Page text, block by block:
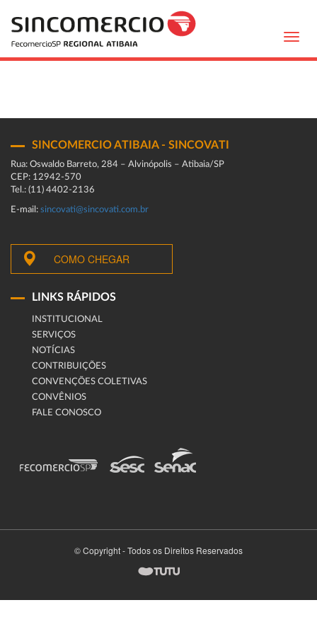
SINCOMERCIO ATIBAIA - SINCOVATI
Rua: Oswaldo Barreto, 284 – Alvinópolis – Atibaia/SP
CEP: 12942-570
Tel.: (11) 4402-2136
E-mail: sincovati@sincovati.com.br
COMO CHEGAR
LINKS RÁPIDOS
INSTITUCIONAL
SERVIÇOS
NOTÍCIAS
CONTRIBUIÇÕES
CONVENÇÕES COLETIVAS
CONVÊNIOS
FALE CONOSCO
© Copyright - Todos os Direitos Reservados